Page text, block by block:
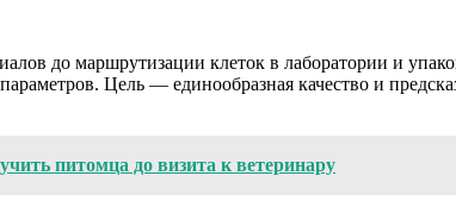
до маршрутизации клеток в лаборатории и
Цель — единообразная качество и
питомца до визита к ветеринару